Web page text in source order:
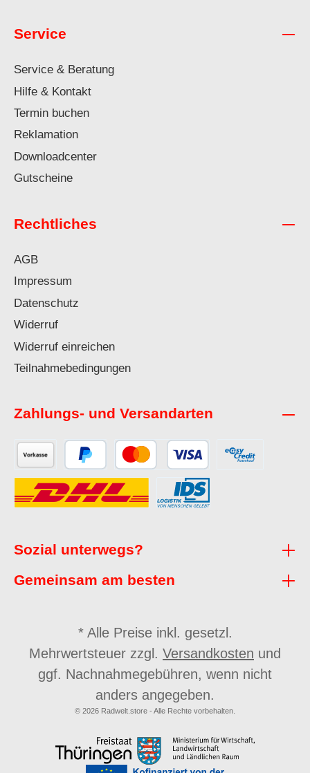
Service
Service & Beratung
Hilfe & Kontakt
Termin buchen
Reklamation
Downloadcenter
Gutscheine
Rechtliches
AGB
Impressum
Datenschutz
Widerruf
Widerruf einreichen
Teilnahmebedingungen
Zahlungs- und Versandarten
Sozial unterwegs?
Gemeinsam am besten
* Alle Preise inkl. gesetzl.
Mehrwertsteuer zzgl. Versandkosten und
ggf. Nachnahmegebühren, wenn nicht
anders angegeben.
© 2026 Radwelt.store - Alle Rechte vorbehalten.